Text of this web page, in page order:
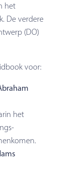
het
De verdere
(DO)
voor:
het